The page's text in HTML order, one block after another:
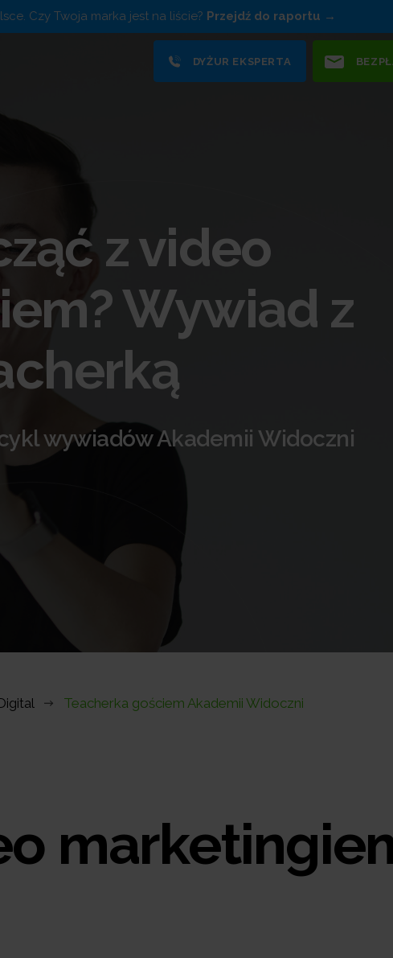
Czy Twoja marka jest na liście? Przejdź do raportu
DYŻUR EKSPERTA
z video
Wywiad z
wywiadów Akademii Widoczni
Teacherka gościem Akademii Widoczni